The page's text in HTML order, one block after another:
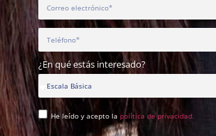
¿En qué estás interesado?
He leído y acepto la política de privacidad.